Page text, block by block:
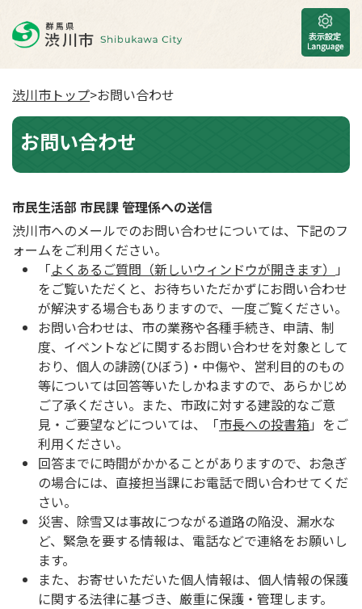
渋川市トップ>お問い合わせ
お問い合わせ
市民生活部 市民課 管理係への送信
渋川市へのメールでのお問い合わせについては、下記のフ
ォームをご利用ください。
「よくあるご質問（新しいウィンドウが開きます）
」
をご覧いただくと、お待ちいただかずにお問い合わせ
が解決する場合もありますので、一度ご覧ください。
お問い合わせは、市の業務や各種手続き、申請、制
度、イベントなどに関するお問い合わせを対象として
おり、個人の誹謗(ひぼう)・中傷や、営利目的のもの
等については回答等いたしかねますので、あらかじめ
ご了承ください。また、市政に対する建設的なご意
見・ご要望などについては、「市長への投書箱」をご
利用ください。
回答までに時間がかかることがありますので、お急ぎ
の場合には、直接担当課にお電話で問い合わせてくだ
さい。
災害、除雪又は事故につながる道路の陥没、漏水な
ど、緊急を要する情報は、電話などで連絡をお願いし
ます。
また、お寄せいただいた個人情報は、個人情報の保護
に関する法律に基づき、厳重に保護・管理します。